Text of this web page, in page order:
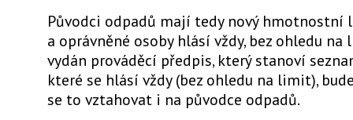
Původci odpadů mají tedy nový hmotnostní
a oprávněné osoby hlásí vždy, bez ohledu na
vydán prováděcí předpis, který stanoví
které se hlásí vždy (bez ohledu na limit),
se to vztahovat i na původce odpadů.